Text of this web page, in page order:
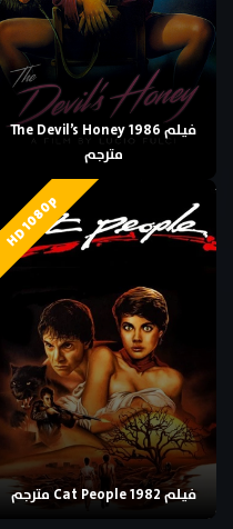
فيلم The Devil’s Honey 1986
مترجم
HD 1080p
فيلم Cat People 1982 مترجم